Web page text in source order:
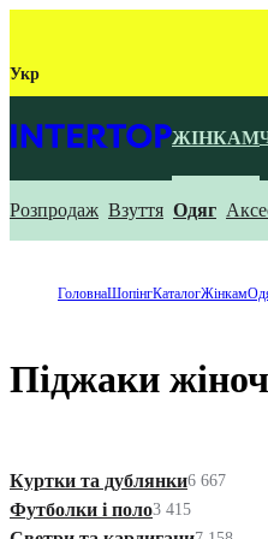
Укр
ЖІНКАМ
Розпродаж Взуття Одяг
ГоловнаШопінгКаталогЖінкам
Піджаки
Куртки та дублянки6 667
Футболки і поло3 415